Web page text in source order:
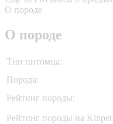
О породе
О породе
Тип питомца:
Порода:
Рейтинг породы:
Рейтинг породы на Kinpet